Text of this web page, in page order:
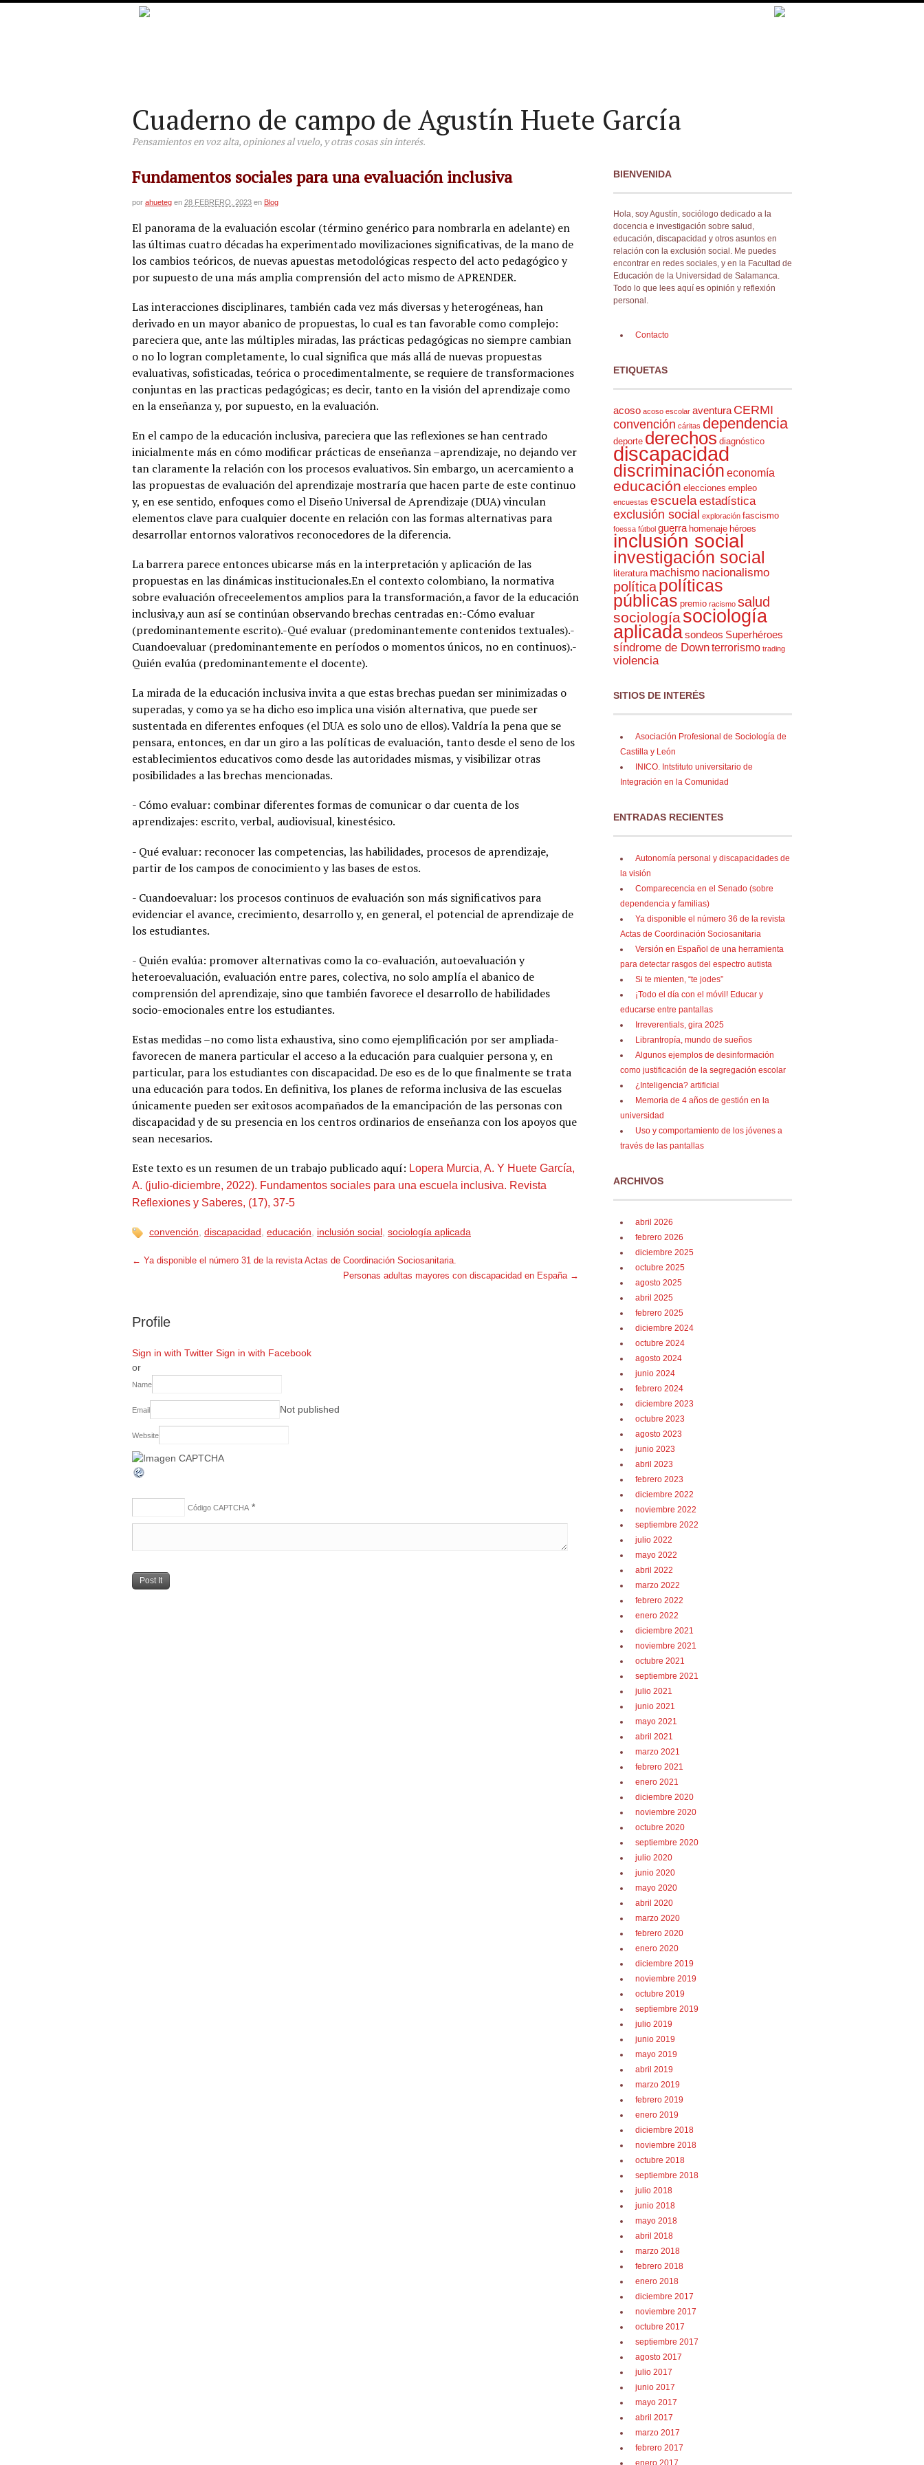
Cuaderno de campo de Agustín Huete García
Pensamientos en voz alta, opiniones al vuelo, y otras cosas sin interés.
Fundamentos sociales para una evaluación inclusiva
por ahueteg en 28 FEBRERO, 2023 en Blog
El panorama de la evaluación escolar (término genérico para nombrarla en adelante) en
las últimas cuatro décadas ha experimentado movilizaciones significativas, de la mano de
los cambios teóricos, de nuevas apuestas metodológicas respecto del acto pedagógico y
por supuesto de una más amplia comprensión del acto mismo de APRENDER.
Las interacciones disciplinares, también cada vez más diversas y heterogéneas, han
derivado en un mayor abanico de propuestas, lo cual es tan favorable como complejo:
pareciera que, ante las múltiples miradas, las prácticas pedagógicas no siempre cambian
o no lo logran completamente, lo cual significa que más allá de nuevas propuestas
evaluativas, sofisticadas, teórica o procedimentalmente, se requiere de transformaciones
conjuntas en las practicas pedagógicas; es decir, tanto en la visión del aprendizaje como
en la enseñanza y, por supuesto, en la evaluación.
En el campo de la educación inclusiva, pareciera que las reflexiones se han centrado
inicialmente más en cómo modificar prácticas de enseñanza –aprendizaje, no dejando ver
tan claramente la relación con los procesos evaluativos. Sin embargo, un acercamiento a
las propuestas de evaluación del aprendizaje mostraría que hacen parte de este continuo
y, en ese sentido, enfoques como el Diseño Universal de Aprendizaje (DUA) vinculan
elementos clave para cualquier docente en relación con las formas alternativas para
desarrollar entornos valorativos reconocedores de la diferencia.
La barrera parece entonces ubicarse más en la interpretación y aplicación de las
propuestas en las dinámicas institucionales.En el contexto colombiano, la normativa
sobre evaluación ofreceelementos amplios para la transformación,a favor de la educación
inclusiva,y aun así se continúan observando brechas centradas en:-Cómo evaluar
(predominantemente escrito).-Qué evaluar (predominantemente contenidos textuales).-
Cuandoevaluar (predominantemente en períodos o momentos únicos, no en continuos).-
Quién evalúa (predominantemente el docente).
La mirada de la educación inclusiva invita a que estas brechas puedan ser minimizadas o
superadas, y como ya se ha dicho eso implica una visión alternativa, que puede ser
sustentada en diferentes enfoques (el DUA es solo uno de ellos). Valdría la pena que se
pensara, entonces, en dar un giro a las políticas de evaluación, tanto desde el seno de los
establecimientos educativos como desde las autoridades mismas, y visibilizar otras
posibilidades a las brechas mencionadas.
- Cómo evaluar: combinar diferentes formas de comunicar o dar cuenta de los
aprendizajes: escrito, verbal, audiovisual, kinestésico.
- Qué evaluar: reconocer las competencias, las habilidades, procesos de aprendizaje,
partir de los campos de conocimiento y las bases de estos.
- Cuandoevaluar: los procesos continuos de evaluación son más significativos para
evidenciar el avance, crecimiento, desarrollo y, en general, el potencial de aprendizaje de
los estudiantes.
- Quién evalúa: promover alternativas como la co-evaluación, autoevaluación y
heteroevaluación, evaluación entre pares, colectiva, no solo amplía el abanico de
comprensión del aprendizaje, sino que también favorece el desarrollo de habilidades
socio-emocionales entre los estudiantes.
Estas medidas –no como lista exhaustiva, sino como ejemplificación por ser ampliada-
favorecen de manera particular el acceso a la educación para cualquier persona y, en
particular, para los estudiantes con discapacidad. De eso es de lo que finalmente se trata
una educación para todos. En definitiva, los planes de reforma inclusiva de las escuelas
únicamente pueden ser exitosos acompañados de la emancipación de las personas con
discapacidad y de su presencia en los centros ordinarios de enseñanza con los apoyos que
sean necesarios.
Este texto es un resumen de un trabajo publicado aquí: Lopera Murcia, A. Y Huete García,
A. (julio-diciembre, 2022). Fundamentos sociales para una escuela inclusiva. Revista
Reflexiones y Saberes, (17), 37-5
convención discapacidad educación inclusión social sociología aplicada
← Ya disponible el número 31 de la revista Actas de Coordinación Sociosanitaria.
Personas adultas mayores con discapacidad en España →
Profile
Sign in with Twitter Sign in with Facebook
or
Name
Email Not published
Website
Código CAPTCHA *
BIENVENIDA
Hola, soy Agustín, sociólogo dedicado a la
docencia e investigación sobre salud,
educación, discapacidad y otros asuntos en
relación con la exclusión social. Me puedes
encontrar en redes sociales, y en la Facultad de
Educación de la Universidad de Salamanca.
Todo lo que lees aquí es opinión y reflexión
personal.
Contacto
ETIQUETAS
acoso acoso escolar aventura CERMI
convención cáritas dependencia
deporte derechos diagnóstico
discapacidad
discriminación economía
educación elecciones empleo
encuestas escuela estadística
exclusión social exploración fascismo
foessa fútbol guerra homenaje héroes
inclusión social
investigación social
literatura machismo nacionalismo
políticapolíticas
públicas premio racismo salud
sociologíasociología
aplicadasondeos Superhéroes
síndrome de Downterrorismo trading
violencia
SITIOS DE INTERÉS
Asociación Profesional de Sociología de
Castilla y León
INICO. Intstituto universitario de
Integración en la Comunidad
ENTRADAS RECIENTES
Autonomía personal y discapacidades de
la visión
Comparecencia en el Senado (sobre
dependencia y familias)
Ya disponible el número 36 de la revista
Actas de Coordinación Sociosanitaria
Versión en Español de una herramienta
para detectar rasgos del espectro autista
Si te mienten, “te jodes”
¡Todo el día con el móvil! Educar y
educarse entre pantallas
Irreverentials, gira 2025
Librantropía, mundo de sueños
Algunos ejemplos de desinformación
como justificación de la segregación escolar
¿Inteligencia? artificial
Memoria de 4 años de gestión en la
universidad
Uso y comportamiento de los jóvenes a
través de las pantallas
ARCHIVOS
abril 2026
febrero 2026
diciembre 2025
octubre 2025
agosto 2025
abril 2025
febrero 2025
diciembre 2024
octubre 2024
agosto 2024
junio 2024
febrero 2024
diciembre 2023
octubre 2023
agosto 2023
junio 2023
abril 2023
febrero 2023
diciembre 2022
noviembre 2022
septiembre 2022
julio 2022
mayo 2022
abril 2022
marzo 2022
febrero 2022
enero 2022
diciembre 2021
noviembre 2021
octubre 2021
septiembre 2021
julio 2021
junio 2021
mayo 2021
abril 2021
marzo 2021
febrero 2021
enero 2021
diciembre 2020
noviembre 2020
octubre 2020
septiembre 2020
julio 2020
junio 2020
mayo 2020
abril 2020
marzo 2020
febrero 2020
enero 2020
diciembre 2019
noviembre 2019
octubre 2019
septiembre 2019
julio 2019
junio 2019
mayo 2019
abril 2019
marzo 2019
febrero 2019
enero 2019
diciembre 2018
noviembre 2018
octubre 2018
septiembre 2018
julio 2018
junio 2018
mayo 2018
abril 2018
marzo 2018
febrero 2018
enero 2018
diciembre 2017
noviembre 2017
octubre 2017
septiembre 2017
agosto 2017
julio 2017
junio 2017
mayo 2017
abril 2017
marzo 2017
febrero 2017
enero 2017